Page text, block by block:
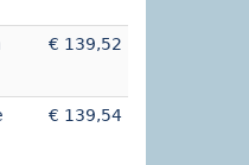
€ 139,52
€ 139,54